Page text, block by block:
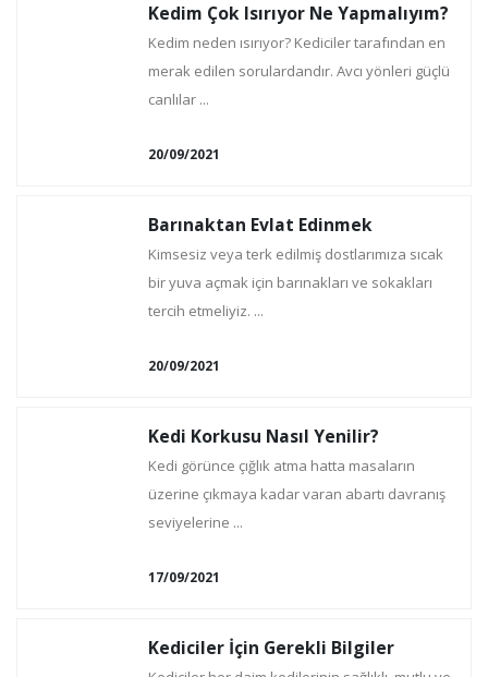
Kedim Çok Isırıyor Ne Yapmalıyım?
Kedim neden ısırıyor? Kediciler tarafından en
merak edilen sorulardandır. Avcı yönleri güçlü
canlılar ...
20/09/2021
Barınaktan Evlat Edinmek
Kimsesiz veya terk edilmiş dostlarımıza sıcak
bir yuva açmak için barınakları ve sokakları
tercih etmeliyiz. ...
20/09/2021
Kedi Korkusu Nasıl Yenilir?
Kedi görünce çığlık atma hatta masaların
üzerine çıkmaya kadar varan abartı davranış
seviyelerine ...
17/09/2021
Kediciler İçin Gerekli Bilgiler